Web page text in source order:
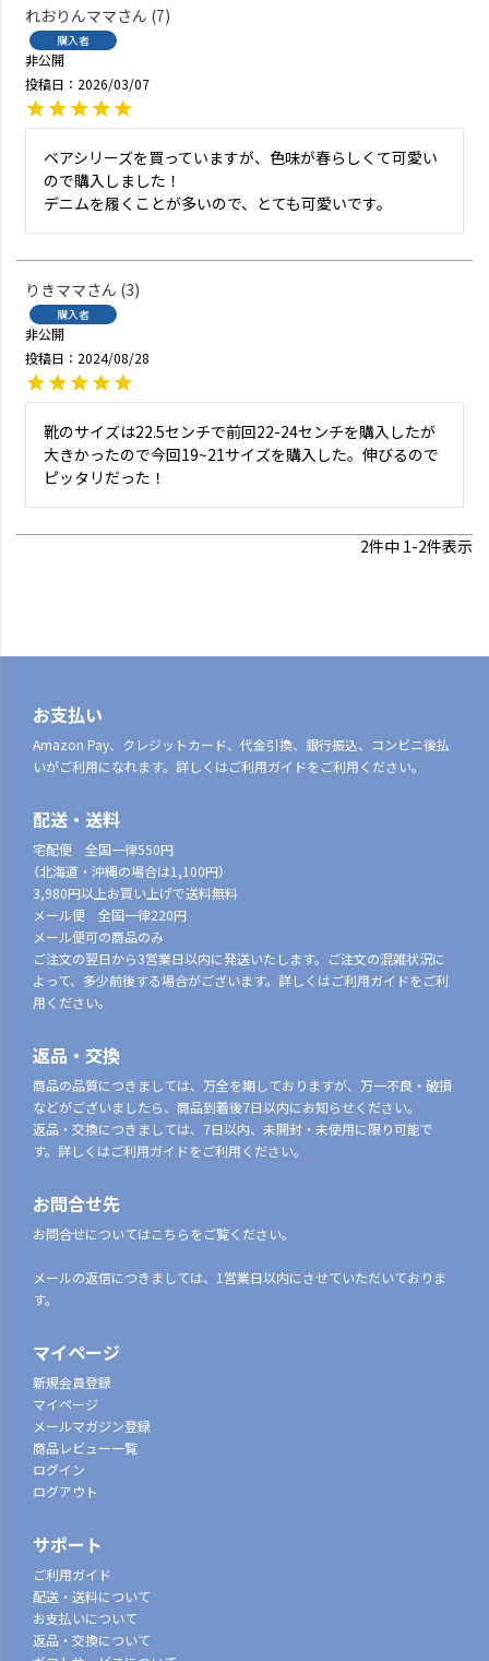
れおりんママ
7
購入者
非公開
投稿日
2026/03/07
ベアシリーズを買っていますが、色味が春らしくて可愛い
ので購入しました！
デニムを履くことが多いので、とても可愛いです。
りきママ 3
購入者
非公開
投稿日
2024/08/28
靴のサイズは22.5センチで前回22-24センチを購入したが
大きかったので今回19~21サイズを購入した。伸びるので
ピッタリだった！
2件中 1-2件表示
お支払い
Amazon Pay、クレジットカード、代金引換、銀行振込、コンビニ後払
いがご利用になれます。詳しくはご利用ガイドをご利用ください。
配送・送料
宅配便 全国一律550円
（北海道・沖縄の場合は1,100円）
3,980円以上お買い上げで送料無料
メール便 全国一律220円
メール便可の商品のみ
ご注文の翌日から3営業日以内に発送いたします。ご注文の混雑状況に
よって、多少前後する場合がございます。詳しくはご利用ガイドをご利
用ください。
返品・交換
商品の品質につきましては、万全を期しておりますが、万一不良・破損
などがございましたら、商品到着後7日以内にお知らせください。
返品・交換につきましては、7日以内、未開封・未使用に限り可能で
す。詳しくはご利用ガイドをご利用ください。
お問合せ先
お問合せについてはこちらをご覧ください。
メールの返信につきましては、1営業日以内にさせていただいておりま
す。
マイページ
新規会員登録
マイページ
メールマガジン登録
商品レビュー一覧
ログイン
ログアウト
サポート
ご利用ガイド
配送・送料について
お支払いについて
返品・交換について